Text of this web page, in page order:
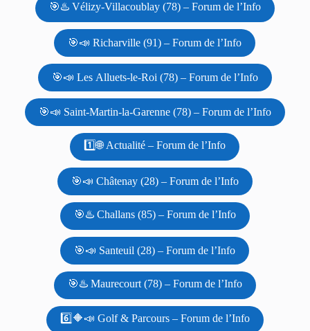
🎯♨️ Vélizy-Villacoublay (78) – Forum de l’Info
🎯📣 Richarville (91) – Forum de l’Info
🎯📣 Les Alluets-le-Roi (78) – Forum de l’Info
🎯📣 Saint-Martin-la-Garenne (78) – Forum de l’Info
1️⃣🌐 Actualité – Forum de l’Info
🎯📣 Châtenay (28) – Forum de l’Info
🎯♨️ Challans (85) – Forum de l’Info
🎯📣 Santeuil (28) – Forum de l’Info
🎯♨️ Maurecourt (78) – Forum de l’Info
6️⃣🔶📣 Golf & Parcours – Forum de l’Info